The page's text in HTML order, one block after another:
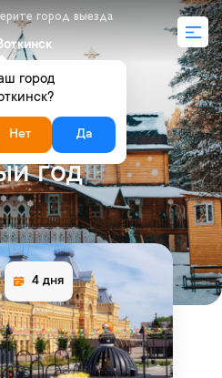
город выезда
город
Нет Да
год
4 дня